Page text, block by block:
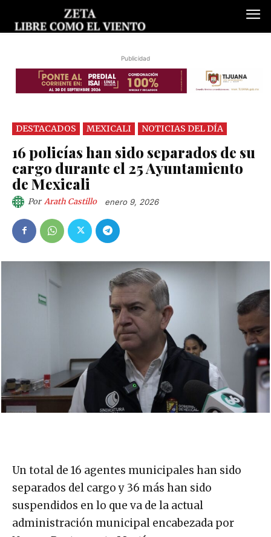
Publicidad
DESTACADOS MEXICALI NOTICIAS DEL DÍA
16 policías han sido separados de su
cargo durante el 25 Ayuntamiento
de Mexicali
Por Arath Castillo enero 9, 2026
Un total de 16 agentes municipales han sido
separados del cargo y 36 más han sido
suspendidos en lo que va de la actual
administración municipal encabezada por